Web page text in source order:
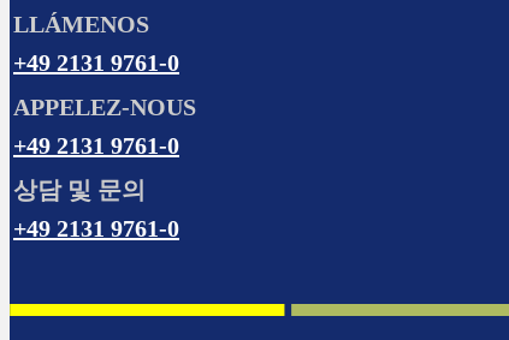
LLÁMENOS
+49 2131 9761-0
APPELEZ-NOUS
+49 2131 9761-0
상담 및 문의
+49 2131 9761-0